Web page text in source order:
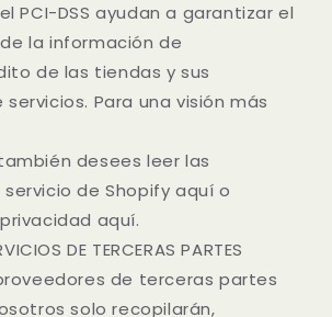
PCI-DSS ayudan a garantizar el
la información de
de las tiendas y sus
Para una visión más
desees leer las
de Shopify aquí o
aquí.
DE TERCERAS PARTES
de terceras partes
solo recopilarán,